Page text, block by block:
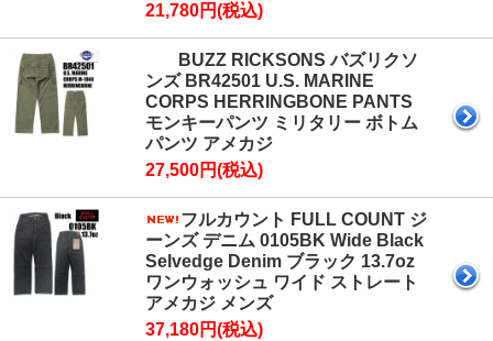
21,780円(税込)
BUZZ RICKSONS バズリクソ
ンズ BR42501 U.S. MARINE
CORPS HERRINGBONE PANTS
モンキーパンツ ミリタリー ボトム
パンツ アメカジ
27,500円(税込)
フルカウント FULL COUNT ジ
ーンズ デニム 0105BK Wide Black
Selvedge Denim ブラック 13.7oz
ワンウォッシュ ワイド ストレート
アメカジ メンズ
37,180円(税込)